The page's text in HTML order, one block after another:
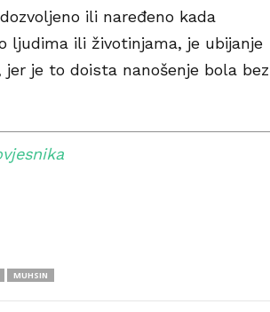
ili naređeno kada
ljudima ili životinjama, je ubijanje
je to doista nanošenje bola bez
MUHSIN